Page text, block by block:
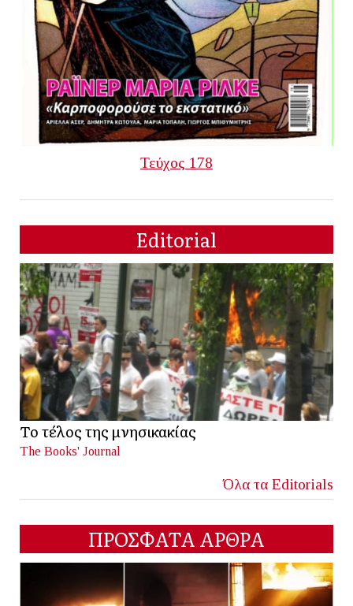
Τεύχος 178
Editorial
Το τέλος της μνησικακίας
The Books' Journal
Όλα τα Editorials
ΠΡΟΣΦΑΤΑ ΑΡΘΡΑ